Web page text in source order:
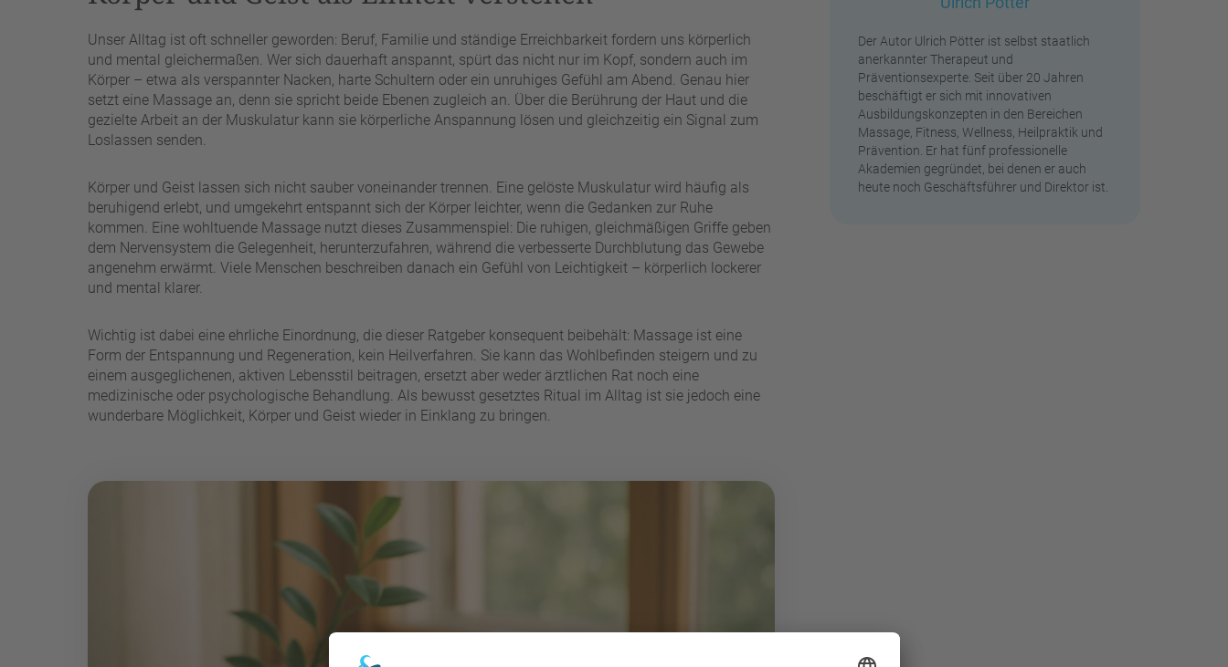
Der Autor Ulrich Pötter ist selbst staatlich
anerkannter Therapeut und
Präventionsexperte. Seit über 20 Jahren
beschäftigt er sich mit innovativen
Ausbildungskonzepten in den Bereichen
Massage, Fitness, Wellness, Heilpraktik und
Prävention. Er hat fünf professionelle
Akademien gegründet, bei denen er auch
heute noch Geschäftsführer und Direktor ist.
Unser Alltag ist oft schneller geworden: Beruf, Familie und ständige Erreichbarkeit fordern uns körperlich
und mental gleichermaßen. Wer sich dauerhaft anspannt, spürt das nicht nur im Kopf, sondern auch im
Körper – etwa als verspannter Nacken, harte Schultern oder ein unruhiges Gefühl am Abend. Genau hier
setzt eine Massage an, denn sie spricht beide Ebenen zugleich an. Über die Berührung der Haut und die
gezielte Arbeit an der Muskulatur kann sie körperliche Anspannung lösen und gleichzeitig ein Signal zum
Loslassen senden.
Körper und Geist lassen sich nicht sauber voneinander trennen. Eine gelöste Muskulatur wird häufig als
beruhigend erlebt, und umgekehrt entspannt sich der Körper leichter, wenn die Gedanken zur Ruhe
kommen. Eine wohltuende Massage nutzt dieses Zusammenspiel: Die ruhigen, gleichmäßigen Griffe geben
dem Nervensystem die Gelegenheit, herunterzufahren, während die verbesserte Durchblutung das Gewebe
angenehm erwärmt. Viele Menschen beschreiben danach ein Gefühl von Leichtigkeit – körperlich lockerer
und mental klarer.
Wichtig ist dabei eine ehrliche Einordnung, die dieser Ratgeber konsequent beibehält: Massage ist eine
Form der Entspannung und Regeneration, kein Heilverfahren. Sie kann das Wohlbefinden steigern und zu
einem ausgeglichenen, aktiven Lebensstil beitragen, ersetzt aber weder ärztlichen Rat noch eine
medizinische oder psychologische Behandlung. Als bewusst gesetztes Ritual im Alltag ist sie jedoch eine
wunderbare Möglichkeit, Körper und Geist wieder in Einklang zu bringen.